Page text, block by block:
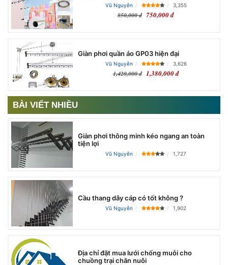
Vũ Nguyễn 3,355
850,000 đ 750,000 đ
Giàn phơi quần áo GP03 hiện đại
Vũ Nguyễn 3,626
1,420,000 đ 1,380,000 đ
BÀI VIẾT NHIỀU
Giàn phơi thông minh kéo ngang an toàn
tiện lợi
Vũ Nguyễn 1,727
Cầu thang dây cáp có tốt không ?
Vũ Nguyễn 1,902
Địa chỉ đặt mua lưới chống muỗi cho
chuồng trại chăn nuôi